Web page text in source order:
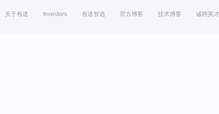
关于有道 Investors 有道智选 官方博客 技术博客 诚聘英才